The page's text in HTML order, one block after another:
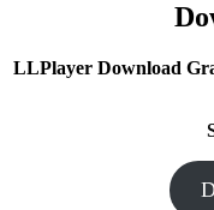
LLPlayer Download